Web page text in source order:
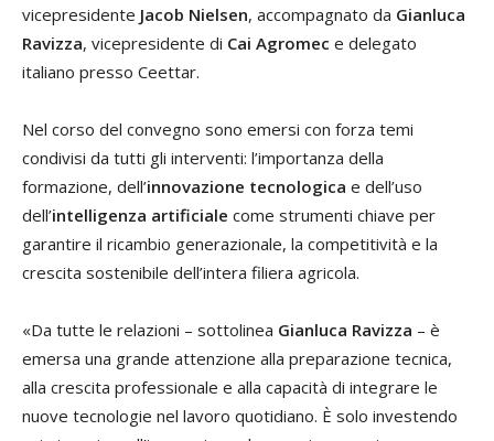
vicepresidente Jacob Nielsen, accompagnato da Gianluca
Ravizza, vicepresidente di Cai Agromec e delegato
italiano presso Ceettar.
Nel corso del convegno sono emersi con forza temi
condivisi da tutti gli interventi: l’importanza della
formazione, dell’innovazione tecnologica e dell’uso
dell’intelligenza artificiale come strumenti chiave per
garantire il ricambio generazionale, la competitività e la
crescita sostenibile dell’intera filiera agricola.
«Da tutte le relazioni – sottolinea Gianluca Ravizza – è
emersa una grande attenzione alla preparazione tecnica,
alla crescita professionale e alla capacità di integrare le
nuove tecnologie nel lavoro quotidiano. È solo investendo